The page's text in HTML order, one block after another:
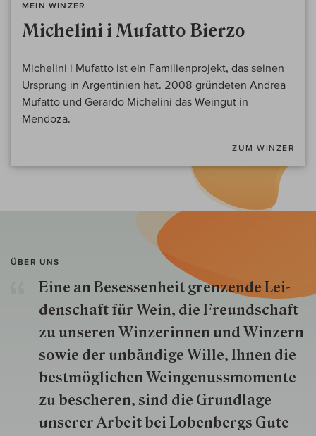
MEIN WINZER
Michelini i Mufatto Bierzo
Michelini i Mufatto ist ein Familienprojekt, das seinen
Ursprung in Argentinien hat. 2008 gründeten Andrea
Mufatto und Gerardo Michelini das Weingut in
Mendoza.
ZUM WINZER
ÜBER UNS
Eine an Besessenheit gren­zende Lei­
den­schaft für Wein, die Freund­schaft
zu unseren Win­zer­innen und Win­zern
so­wie der un­bän­dige Wille, Ihnen die
best­mög­lich­en Wein­genuss­momente
zu besche­ren, sind die Grund­lage
unserer Arbeit bei Lobenbergs Gute